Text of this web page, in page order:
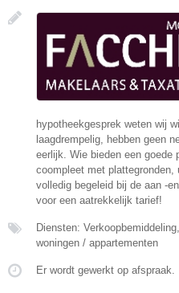
hypotheekgesprek weten wij
laagdrempelig, hebben geen
eerlijk. Wie bieden een goede
coompleet met
volledig begeleid bij de aan -
voor een aatrekkelijk tarief!
Diensten:
woningen / appartementen
Er wordt gewerkt op afspraak.